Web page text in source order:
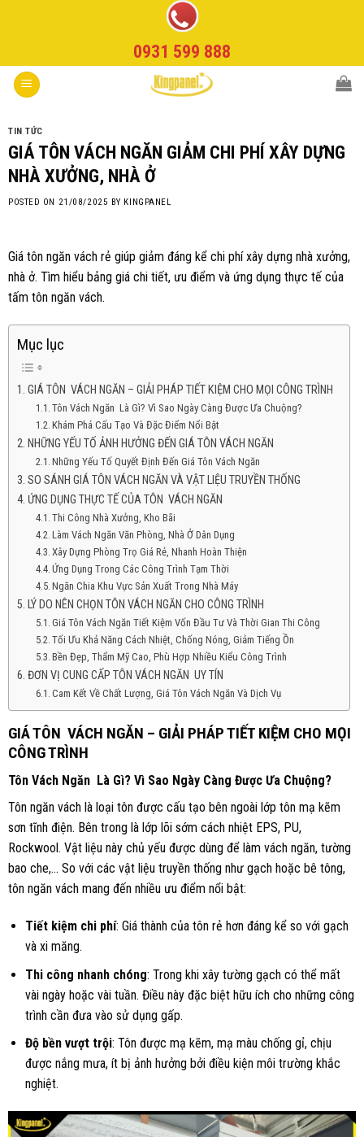
0931 599 888
TIN TỨC
GIÁ TÔN VÁCH NGĂN GIẢM CHI PHÍ XÂY DỰNG
NHÀ XƯỞNG, NHÀ Ở
POSTED ON 21/08/2025 BY KINGPANEL
Giá tôn ngăn vách rẻ giúp giảm đáng kể chi phí xây dựng nhà xưởng,
nhà ở. Tìm hiểu bảng giá chi tiết, ưu điểm và ứng dụng thực tế của
tấm tôn ngăn vách.
Mục lục
GIÁ TÔN VÁCH NGĂN – GIẢI PHÁP TIẾT KIỆM CHO MỌI CÔNG TRÌNH
Tôn Vách Ngăn Là Gì? Vì Sao Ngày Càng Được Ưa Chuộng?
Khám Phá Cấu Tạo Và Đặc Điểm Nổi Bật
NHỮNG YẾU TỐ ẢNH HƯỞNG ĐẾN GIÁ TÔN VÁCH NGĂN
Những Yếu Tố Quyết Định Đến Giá Tôn Vách Ngăn
SO SÁNH GIÁ TÔN VÁCH NGĂN VÀ VẬT LIỆU TRUYỀN THỐNG
ỨNG DỤNG THỰC TẾ CỦA TÔN VÁCH NGĂN
Thi Công Nhà Xưởng, Kho Bãi
Làm Vách Ngăn Văn Phòng, Nhà Ở Dân Dụng
Xây Dựng Phòng Trọ Giá Rẻ, Nhanh Hoàn Thiện
Ứng Dụng Trong Các Công Trình Tạm Thời
Ngăn Chia Khu Vực Sản Xuất Trong Nhà Máy
LÝ DO NÊN CHỌN TÔN VÁCH NGĂN CHO CÔNG TRÌNH
Giá Tôn Vách Ngăn Tiết Kiệm Vốn Đầu Tư Và Thời Gian Thi Công
Tối Ưu Khả Năng Cách Nhiệt, Chống Nóng, Giảm Tiếng Ồn
Bền Đẹp, Thẩm Mỹ Cao, Phù Hợp Nhiều Kiểu Công Trình
ĐƠN VỊ CUNG CẤP TÔN VÁCH NGĂN UY TÍN
Cam Kết Về Chất Lượng, Giá Tôn Vách Ngăn Và Dịch Vụ
GIÁ TÔN VÁCH NGĂN – GIẢI PHÁP TIẾT KIỆM CHO MỌI
CÔNG TRÌNH
Tôn Vách Ngăn Là Gì? Vì Sao Ngày Càng Được Ưa Chuộng?
Tôn ngăn vách là loại tôn được cấu tạo bên ngoài lớp tôn mạ kẽm
sơn tĩnh điện. Bên trong là lớp lõi sớm cách nhiệt EPS, PU,
Rockwool. Vật liệu này chủ yếu được dùng để làm vách ngăn, tường
bao che,… So với các vật liệu truyền thống như gạch hoặc bê tông,
tôn ngăn vách mang đến nhiều ưu điểm nổi bật:
Tiết kiệm chi phí: Giá thành của tôn rẻ hơn đáng kể so với gạch
và xi măng.
Thi công nhanh chóng: Trong khi xây tường gạch có thể mất
vài ngày hoặc vài tuần. Điều này đặc biệt hữu ích cho những công
trình cần đưa vào sử dụng gấp.
Độ bền vượt trội: Tôn được mạ kẽm, mạ màu chống gỉ, chịu
được nắng mưa, ít bị ảnh hưởng bởi điều kiện môi trường khắc
nghiệt.